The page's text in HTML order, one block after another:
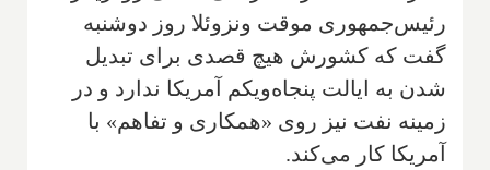
رئیس‌جمهوری موقت ونزوئلا روز دوشنبه
گفت که کشورش هیچ قصدی برای تبدیل
شدن به ایالت پنجاه‌و‌یکم آمریکا ندارد و در
زمینه نفت نیز روی «همکاری و تفاهم» با
آمریکا کار می‌کند.